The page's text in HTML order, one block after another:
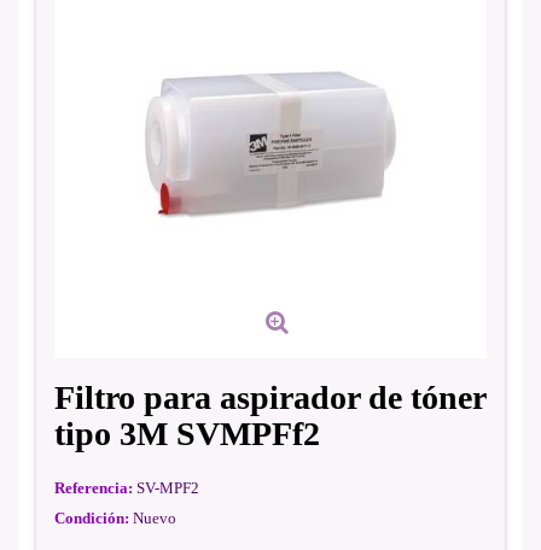
Filtro para aspirador de tóner
tipo 3M SVMPFf2
Referencia: SV-MPF2
Condición: Nuevo